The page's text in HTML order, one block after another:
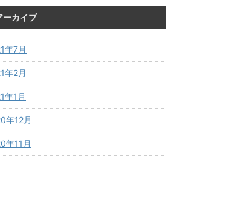
ーカイブ
年7月
年2月
年1月
年12月
年11月